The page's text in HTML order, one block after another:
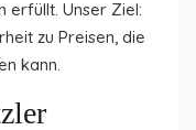
à lattes
objets de décoration
erfüllt. Unser Ziel:
zu Preisen, die
kann.